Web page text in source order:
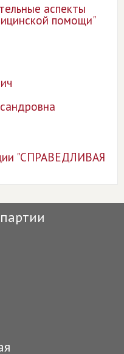
аспекты
помощи"
"СПРАВЕДЛИВАЯ